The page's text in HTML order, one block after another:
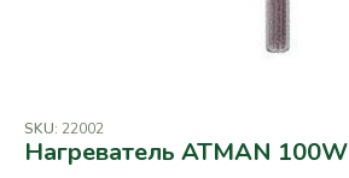
SKU: 22002
Нагреватель ATMAN 100W